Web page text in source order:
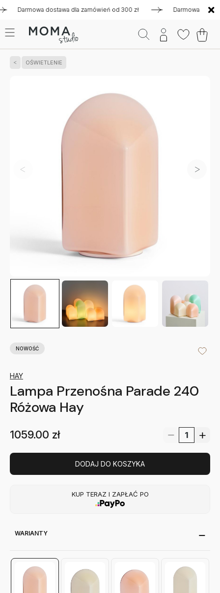
dostawa dla zamówień od 300 zł Darmowa dostawa
OŚWIETLENIE
NOWOŚĆ
HAY
Lampa Przenośna Parade 240
Różowa Hay
1059.00 zł
DODAJ DO KOSZYKA
KUP TERAZ I ZAPŁAĆ PO
WARIANTY